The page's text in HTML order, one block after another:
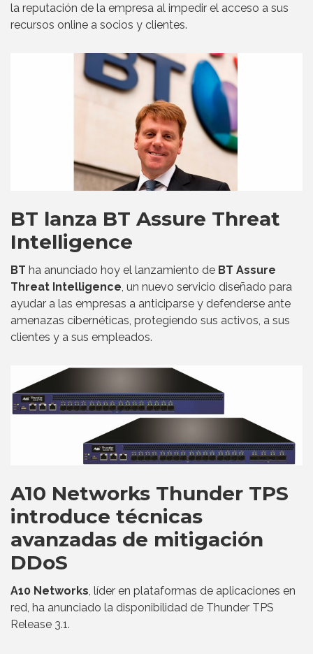
la reputación de la empresa al impedir el acceso a sus
recursos online a socios y clientes.
BT lanza BT Assure Threat
Intelligence
BT ha anunciado hoy el lanzamiento de BT Assure
Threat Intelligence, un nuevo servicio diseñado para
ayudar a las empresas a anticiparse y defenderse ante
amenazas cibernéticas, protegiendo sus activos, a sus
clientes y a sus empleados.
A10 Networks Thunder TPS
introduce técnicas
avanzadas de mitigación
DDoS
A10 Networks, líder en plataformas de aplicaciones en
red, ha anunciado la disponibilidad de Thunder TPS
Release 3.1.